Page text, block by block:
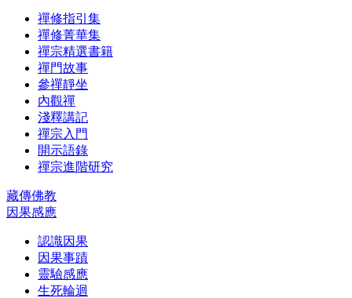
禪修指引集
禪修菁華集
禪宗精選書籍
禪門故事
參禪靜坐
內觀禪
淺釋講記
禪宗入門
開示語錄
禪宗進階研究
藏傳佛教
因果感應
認識因果
因果事蹟
靈驗感應
生死輪迴